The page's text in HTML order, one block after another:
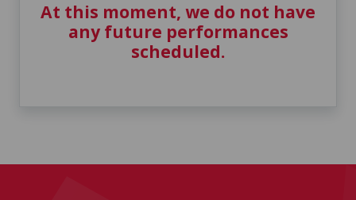
At this moment, we do not have
any future performances
scheduled.